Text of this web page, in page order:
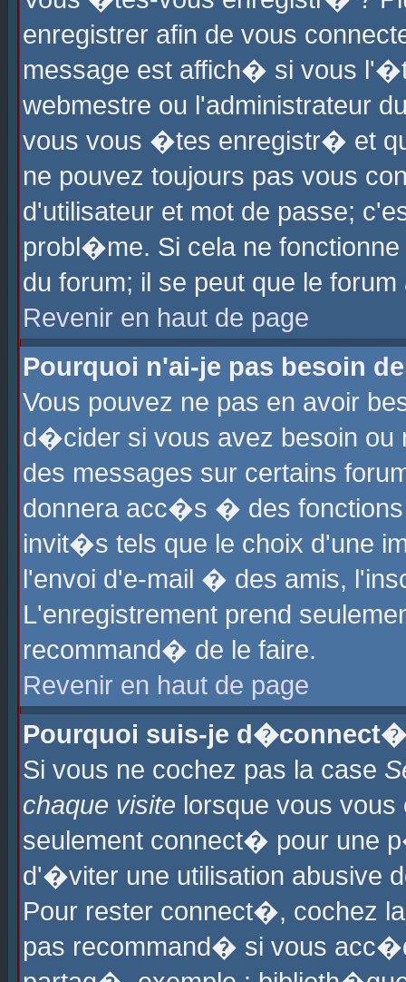
enregistrer afin de vous
message est affich� si vous
webmestre ou l'administrateur
vous vous �tes enregistr� et
ne pouvez toujours pas vous
d'utilisateur et mot de passe;
probl�me. Si cela ne
du forum; il se peut que le
Revenir en haut de page
Pourquoi n'ai-je pas besoin
Vous pouvez ne pas en avoir
d�cider si vous avez besoin ou
des messages sur certains
donnera acc�s � des fonctions
invit�s tels que le choix d'une
l'envoi d'e-mail � des amis,
L'enregistrement prend
recommand� de le faire.
Revenir en haut de page
Pourquoi suis-je
Si vous ne cochez pas la case
chaque visite lorsque vous
seulement connect� pour une
d'�viter une utilisation abusive
Pour rester connect�, cochez
pas recommand� si vous